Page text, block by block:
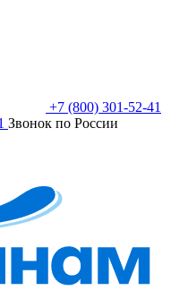
+7 (800) 301-52-41
Звонок по России